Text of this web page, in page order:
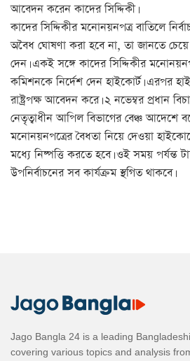
আবেদন করেন কাদের সিদ্দিকী।
কাদের সিদ্দিকীর মনোনয়নপত্র বাতিলে
অবৈধ ঘোষণা করা হবে না, তা জানতে
দেন। একই সঙ্গে কাদের সিদ্দিকীর
কমিশনকে নির্দেশ দেন হাইকোর্ট। এরপর
রাষ্ট্রপক্ষ আবেদন করে। ২ নভেম্বর প্রধান
নেতৃত্বাধীন আপিল বিভাগের বেঞ্চ আদেশে
মনোনয়নপত্রের বৈধতা নিয়ে দেওয়া
মধ্যে নিষ্পত্তি করতে হবে। ওই সময় পর্যন্ত
উপনির্বাচনের সব কার্যক্রম স্থগিত থাকবে।
Jago Bangla 24 is a leading
covering various topics and analysis